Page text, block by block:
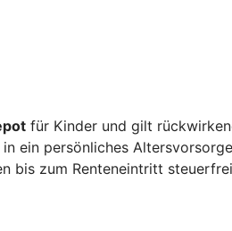
für Kinder und gilt
in ein persönliches
bis zum Renteneintritt